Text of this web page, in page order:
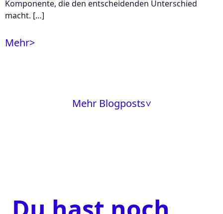
Komponente, die den entscheidenden Unterschied
macht. […]
Mehr>
Mehr Blogposts>